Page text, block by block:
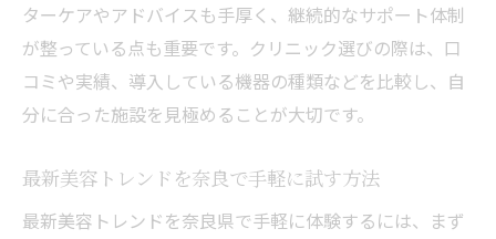
ターケアやアドバイスも手厚く、継続的なサポート体制
が整っている点も重要です。クリニック選びの際は、口
コミや実績、導入している機器の種類などを比較し、自
分に合った施設を見極めることが大切です。
最新美容トレンドを奈良で手軽に試す方法
最新美容トレンドを奈良県で手軽に体験するには、まず